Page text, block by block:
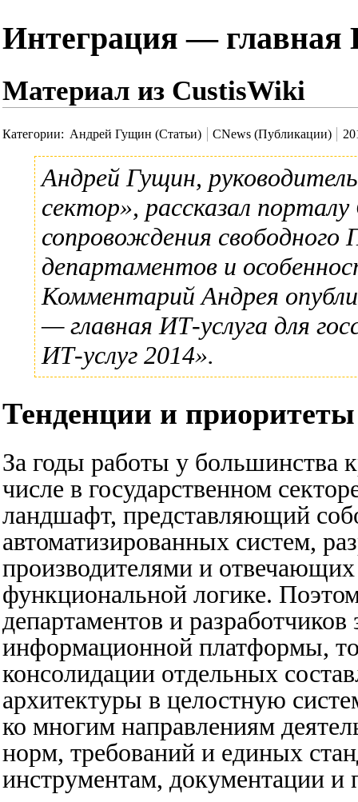
Интеграция — главная
Материал из CustisWiki
Категории: Андрей Гущин (Статьи) CNews (Публикации)
Андрей Гущин,
сектор», рассказал порталу
сопровождения
департаментов и
Комментарий Андрея
— главная ИТ-услуга для
ИТ-услуг 2014».
Тенденции и
За годы работы у большинства
числе в государственном
ландшафт, представляющий
автоматизированных систем,
производителями и
функциональной логике.
департаментов и
информационной платформы,
консолидации отдельных
архитектуры в целостную
ко многим направлениям
норм, требований и единых
инструментам, документации и